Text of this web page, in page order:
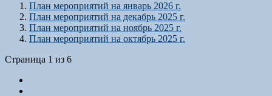
План мероприятий на январь 2026 г.
План мероприятий на декабрь 2025 г.
План мероприятий на ноябрь 2025 г.
План мероприятий на октябрь 2025 г.
Страница 1 из 6